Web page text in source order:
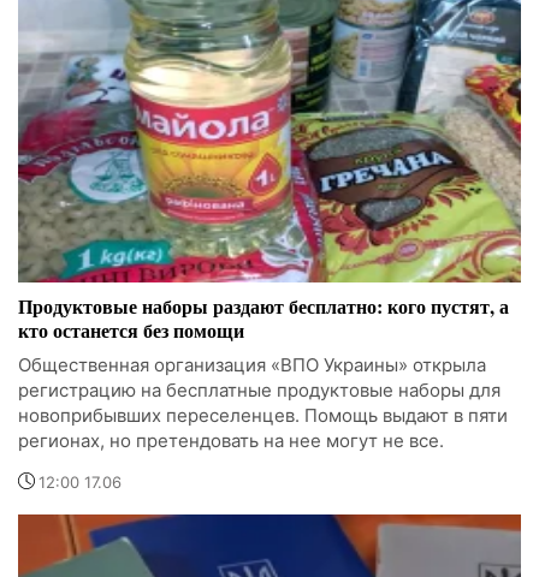
Продуктовые наборы раздают бесплатно: кого пустят, а
кто останется без помощи
Общественная организация «ВПО Украины» открыла
регистрацию на бесплатные продуктовые наборы для
новоприбывших переселенцев. Помощь выдают в пяти
регионах, но претендовать на нее могут не все.
12:00 17.06